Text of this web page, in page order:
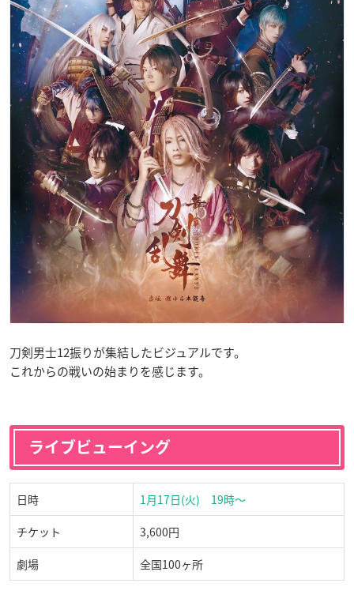
刀剣男士12振りが集結したビジュアルです。
これからの戦いの始まりを感じます。
ライブビューイング
日時 1月17日(火) 19時〜
チケット 3,600円
劇場 全国100ヶ所